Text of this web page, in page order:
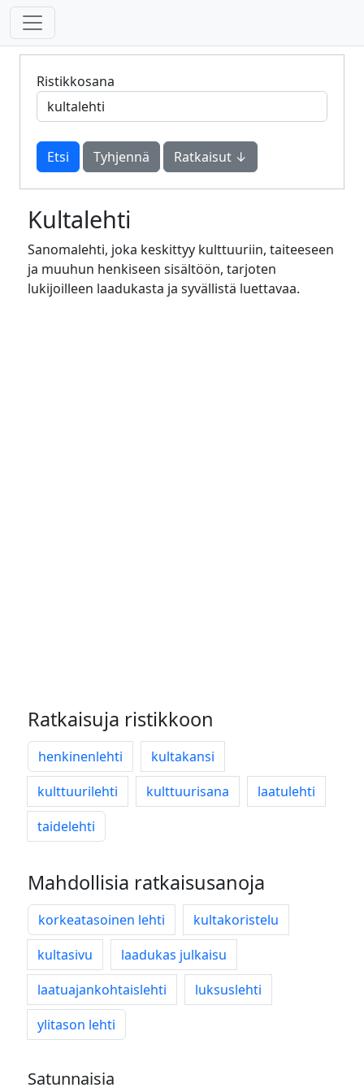
Ristikkosana
Tyhjennä Ratkaisut ↓
Kultalehti
Sanomalehti, joka keskittyy kulttuuriin, taiteeseen
ja muuhun henkiseen sisältöön, tarjoten
lukijoilleen laadukasta ja syvällistä luettavaa.
Ratkaisuja ristikkoon
henkinenlehti
kultakansi
kulttuurilehti
kulttuurisana
laatulehti
taidelehti
Mahdollisia ratkaisusanoja
korkeatasoinen lehti
kultakoristelu
kultasivu
laadukas julkaisu
laatuajankohtaislehti
luksuslehti
ylitason lehti
Satunnaisia